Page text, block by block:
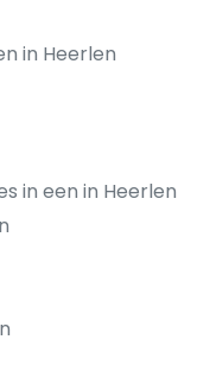
in Heerlen
in een in Heerlen